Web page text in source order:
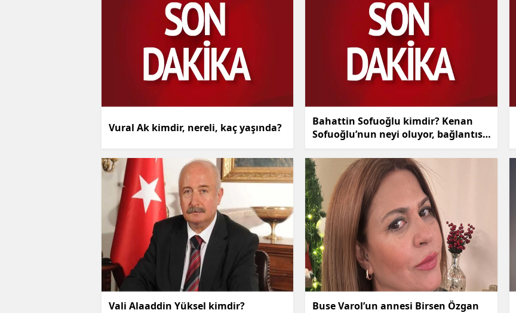
Vural Ak kimdir, nereli, kaç yaşında?
Bahattin Sofuoğlu kimdir? Kenan
Sofuoğlu’nun neyi oluyor, bağlantısı
Vali Alaaddin Yüksel kimdir?
Buse Varol’un annesi Birsen Özgan